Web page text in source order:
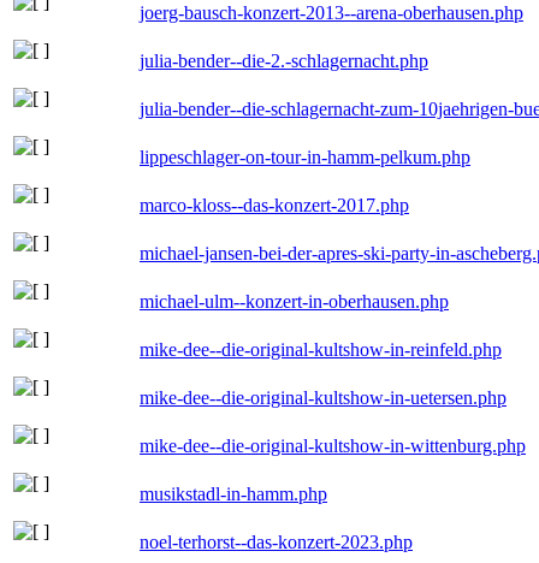
joerg-bausch-konzert-2013--arena-oberhausen.php
julia-bender--die-2.-schlagernacht.php
julia-bender--die-schlagernacht-zum-10jaehrigen-
lippeschlager-on-tour-in-hamm-pelkum.php
marco-kloss--das-konzert-2017.php
michael-jansen-bei-der-apres-ski-party-in-
michael-ulm--konzert-in-oberhausen.php
mike-dee--die-original-kultshow-in-reinfeld.php
mike-dee--die-original-kultshow-in-uetersen.php
mike-dee--die-original-kultshow-in-wittenburg.php
musikstadl-in-hamm.php
noel-terhorst--das-konzert-2023.php